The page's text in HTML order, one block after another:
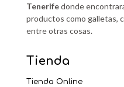
Tenerifedonde
productos como galletas,
entre otras cosas.
Tienda
Tienda Online